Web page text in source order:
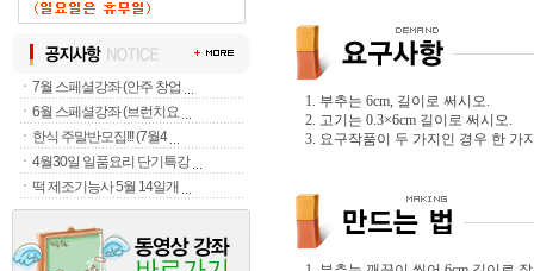
ㆍ 7월 스페셜강좌 (안주 창업
ㆍ 6월 스페셜강좌 (브런치요
ㆍ 한식 주말반모집!!! (7월4
ㆍ 4월30일 일품요리 단기특강
ㆍ 떡 제조기능사 5월 14일개
1. 부추는 6cm, 길이로 써시오.
2. 고기는 0.3×6cm 길이로 써시오.
3. 요구작품이 두 가지인 경우 한 가